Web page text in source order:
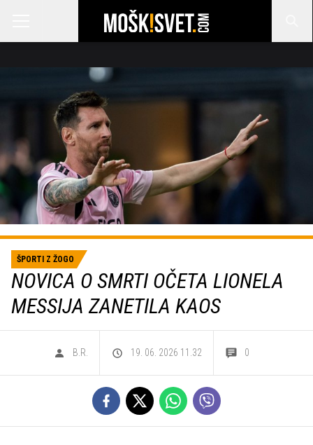
ŠPORTI Z ŽOGO
NOVICA O SMRTI OČETA LIONELA
MESSIJA ZANETILA KAOS
B.R. 19. 06. 2026 11.32 0